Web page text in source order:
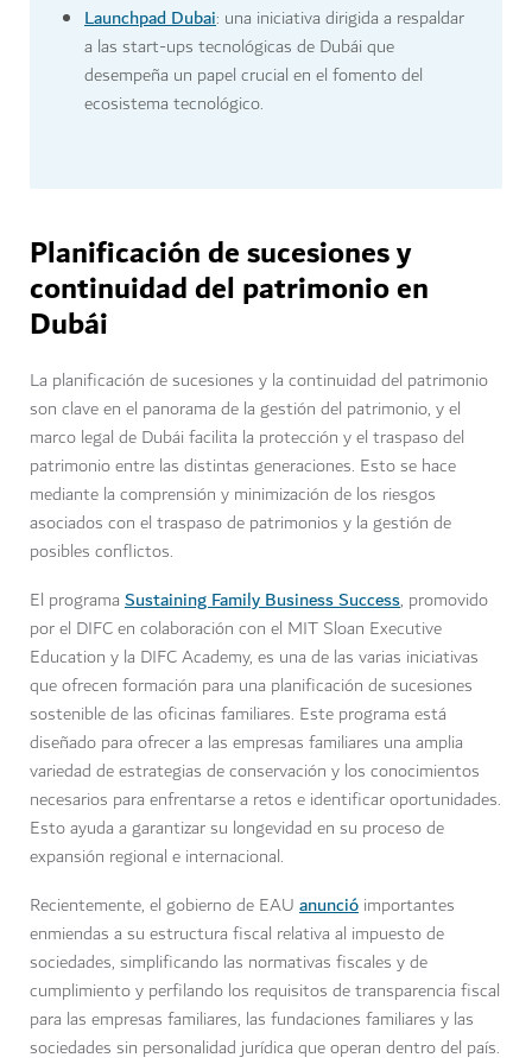
Launchpad Dubai: una iniciativa dirigida a respaldar
a las start-ups tecnológicas de Dubái que
desempeña un papel crucial en el fomento del
ecosistema tecnológico.
Planificación de sucesiones y
continuidad del patrimonio en
Dubái
La planificación de sucesiones y la continuidad del patrimonio
son clave en el panorama de la gestión del patrimonio, y el
marco legal de Dubái facilita la protección y el traspaso del
patrimonio entre las distintas generaciones. Esto se hace
mediante la comprensión y minimización de los riesgos
asociados con el traspaso de patrimonios y la gestión de
posibles conflictos.
El programa Sustaining Family Business Success, promovido
por el DIFC en colaboración con el MIT Sloan Executive
Education y la DIFC Academy, es una de las varias iniciativas
que ofrecen formación para una planificación de sucesiones
sostenible de las oficinas familiares. Este programa está
diseñado para ofrecer a las empresas familiares una amplia
variedad de estrategias de conservación y los conocimientos
necesarios para enfrentarse a retos e identificar oportunidades.
Esto ayuda a garantizar su longevidad en su proceso de
expansión regional e internacional.
Recientemente, el gobierno de EAU anunció importantes
enmiendas a su estructura fiscal relativa al impuesto de
sociedades, simplificando las normativas fiscales y de
cumplimiento y perfilando los requisitos de transparencia fiscal
para las empresas familiares, las fundaciones familiares y las
sociedades sin personalidad jurídica que operan dentro del país.